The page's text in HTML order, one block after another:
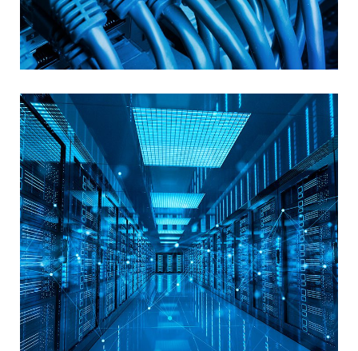
Strukturno kabliranje i pasivna
rešenja